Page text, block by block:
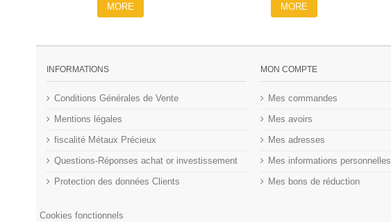
MORE MORE
INFORMATIONS
Conditions Générales de Vente
Mentions légales
fiscalité Métaux Précieux
Questions-Réponses achat or investissement
Protection des données Clients
MON COMPTE
Mes commandes
Mes avoirs
Mes adresses
Mes informations personnelles
Mes bons de réduction
Cookies fonctionnels